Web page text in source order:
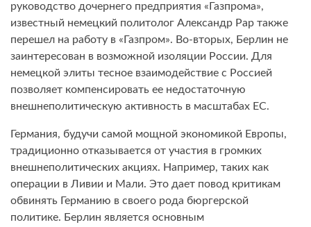
руководство дочернего предприятия «Газпрома»,
известный немецкий политолог Александр Рар также
перешел на работу в «Газпром». Во-вторых, Берлин не
заинтересован в возможной изоляции России. Для
немецкой элиты тесное взаимодействие с Россией
позволяет компенсировать ее недостаточную
внешнеполитическую активность в масштабах ЕС.
Германия, будучи самой мощной экономикой Европы,
традиционно отказывается от участия в громких
внешнеполитических акциях. Например, таких как
операции в Ливии и Мали. Это дает повод критикам
обвинять Германию в своего рода бюргерской
политике. Берлин является основным